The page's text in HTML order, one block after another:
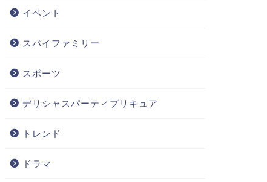
イベント
スパイファミリー
スポーツ
デリシャスパーティプリキュア
トレンド
ドラマ